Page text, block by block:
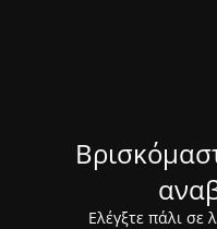
Ελέγξτε πάλι σε